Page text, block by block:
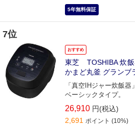
5年無料保証
7位
おすすめ
東芝 TOSHIBA 炊
かまど丸釜 グランブ
「真空IHジャー炊飯
ベーシックタイプ。
26,910 円(税込)
2,691 ポイント (10%)